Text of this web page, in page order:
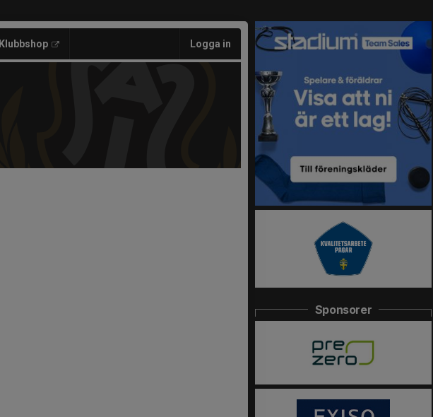
Klubbshop Logga in
Sponsorer